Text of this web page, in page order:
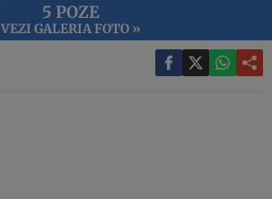
5 POZE
VEZI GALERIA FOTO »